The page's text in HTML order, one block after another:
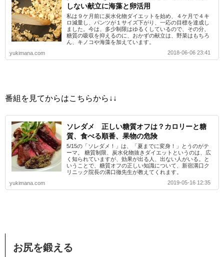
しない献立に海藻と卵活用
私は９ケ月前に炭水化物ダイエットを始め、４ケ月で４キ
ロ減量し、パンツが１サイズ下がり、一応の目標を達成し
ました。今は、多少制限はゆるくしているので、その分、
糖質の吸収を抑えるのに、おかずの献立は、野菜はもちろ
ん、キノコや海藻を加えています。
yukimana.com
2018-06-06 23:41
番組を見てからはこちらから↓↓
ソレダメ 正しい糖質オフは？カロリーと糖
質、食べる順番、果物の危険
5/15の「ソレダメ！」は、「夏までに変身！」とうのがテ
ーマ。 糖質制限、炭水化物抜きダイエットというのは、広
く知られていますが、効果が出る人、出ない人がいる。と
いうことで、糖質オフの正しい知識について、新宿溝口ク
リニック院長の溝口徹先生が教えてくれます。
yukimana.com
2019-05-16 12:35
お尻を鍛える